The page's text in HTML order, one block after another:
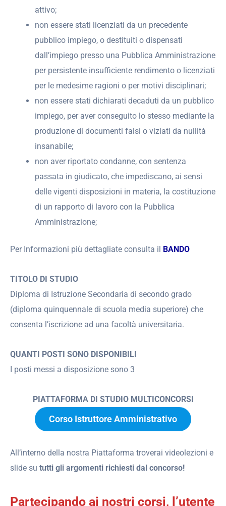
attivo;
non essere stati licenziati da un precedente
pubblico impiego, o destituiti o dispensati
dall’impiego presso una Pubblica Amministrazione
per persistente insufficiente rendimento o licenziati
per le medesime ragioni o per motivi disciplinari;
non essere stati dichiarati decaduti da un pubblico
impiego, per aver conseguito lo stesso mediante la
produzione di documenti falsi o viziati da nullità
insanabile;
non aver riportato condanne, con sentenza
passata in giudicato, che impediscano, ai sensi
delle vigenti disposizioni in materia, la costituzione
di un rapporto di lavoro con la Pubblica
Amministrazione;
Per Informazioni più dettagliate consulta il BANDO
TITOLO DI STUDIO
Diploma di Istruzione Secondaria di secondo grado
(diploma quinquennale di scuola media superiore) che
consenta l’iscrizione ad una facoltà universitaria.
QUANTI POSTI SONO DISPONIBILI
I posti messi a disposizione sono 3
PIATTAFORMA DI STUDIO MULTICONCORSI
Corso Istruttore Amministrativo
All’interno della nostra Piattaforma troverai videolezioni e
slide su tutti gli argomenti richiesti dal concorso!
Partecipando ai nostri corsi, l’utente